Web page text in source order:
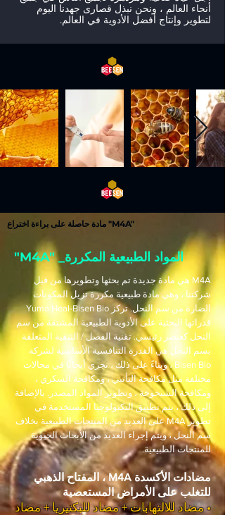
أنحاء العالم ، ونحن نبذل قصارى جهدنا اليوم
لتطوير وإنتاج أفضل الأدوية في العالم.
مادة حاصلة على براءة اختراع "M4A"
"M4A" _المواد الطبيعية المكررة
M4A هي مادة جديدة تم بحثها وتطويرها من قبل
شركتنا ، وهي مادة طبيعية مكررة تزيل المكونات
الضارة من سم النحل. تركز Yuma Heal-Bisen Bio
قدراتها البحثية على الأدوية الطبيعية المشتقة من سم
النحل كعنصر رئيسي. تقنية الفصل / التنقية المتعلقة
بسم النحل هي القدرة التنافسية الأساسية لشركة
Bisen Bio ، وبناءً على ذلك ، نجري أبحاثًا في مجالات
مختلفة مثل مكافحة التأتبي ، ومكافحة السكري ،
ومكافحة الشيخوخة ، وتطوير المواد المصدر. بالإضافة
إلى ذلك ، يتم تطبيق التكنولوجيا المستخدمة في
تطوير M4A على العديد من المنتجات الطبيعية بخلاف
سم النحل ، ويتم إجراء العديد من الأبحاث الحيوية
للمنتجات الطبيعية.
مضادات الأكسدة M4A ، المفتاح الذهبي
للتغلب على الأمراض المستعصية
• مضاد للالتهابات + مضاد للبكتيريا + مضاد